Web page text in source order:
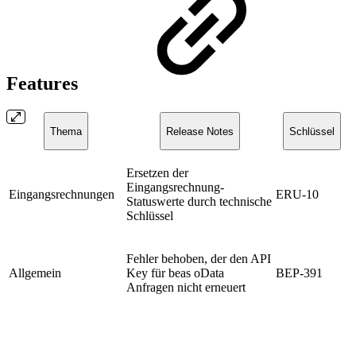
Features
Thema Release Notes Schlüssel
Eingangsrechnungen
Ersetzen der
Eingangsrechnung-
Statuswerte durch technische
Schlüssel
ERU-10
Allgemein
Fehler behoben, der den API
Key für beas oData
Anfragen nicht erneuert
BEP-391